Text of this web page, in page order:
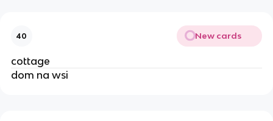
40 New cards
cottage
dom na wsi